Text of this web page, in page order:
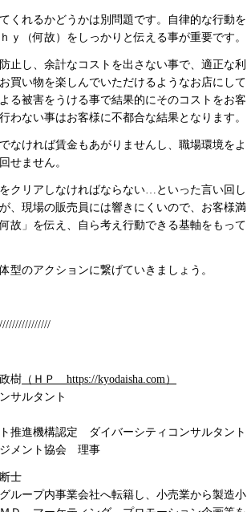
れるかどうかは別問題です。自律的な行動を
（何故）をしっかりと伝える事が重要です。
し、余計なコストを出さない事で、適正な利
買い物を楽しんでいただけるようなお店にして
る被害をうける事で結果的にそのコストをお客
ない事はお客様に不都合な結果となります。
ければ賃金もあがりませんし、職場環境をよ
せません。
クリアしなければならない…といった言い回し
、現場の販売員には響きにくいので、お客様満
故」を伝え、自ら考え行動できる基軸をもって
のアクションに繋げていきましょう。
樹 （ＨＰ https://kyodaisha.com）
サルタント
推進機構認定 ダイバーシティコンサルタント
メント協会 理事
士
ループ内事業会社へ転籍し、小売業から製造小